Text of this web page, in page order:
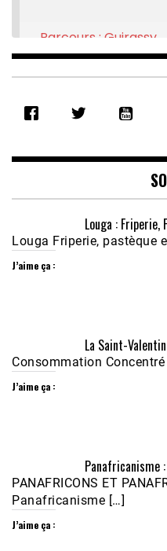
RSS FEED
EMBED
Parcours : Guirassy
Feb 16, 2021 • 28:08
Nobana (Podologue)
Feb 24, 2021 • 28mn
Louga : Friperie,
Louga Friperie, pastèque
J’aime ça :
La Saint-
Consommation
J’aime ça :
Panafricanisme
PANAFRICONS ET
Panafricanisme […]
J’aime ça :